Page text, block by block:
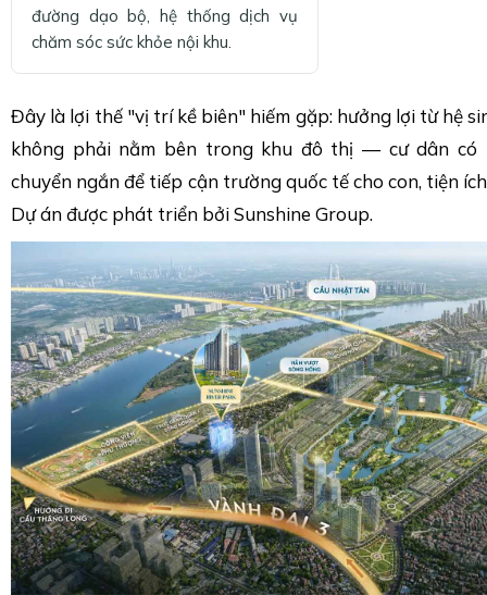
đường dạo bộ, hệ thống dịch vụ
chăm sóc sức khỏe nội khu.
Đây là lợi thế "vị trí kề biên" hiếm gặp: hưởng lợi từ hệ
không phải nằm bên trong khu đô thị — cư dân có
chuyển ngắn để tiếp cận trường quốc tế cho con, tiện
Dự án được phát triển bởi Sunshine Group.